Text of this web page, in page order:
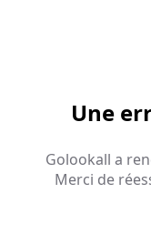
Une
Golookall a
Merci de